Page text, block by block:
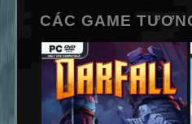
CÁC GAME